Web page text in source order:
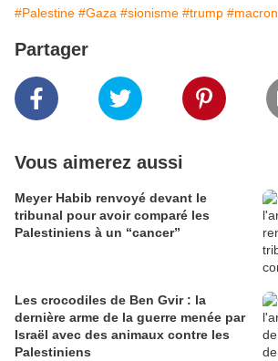
#Palestine #Gaza #sionisme #trump #macron
Partager
Vous aimerez aussi
Meyer Habib renvoyé devant le
tribunal pour avoir comparé les
Palestiniens à un “cancer”
Les crocodiles de Ben Gvir : la
dernière arme de la guerre menée par
Israël avec des animaux contre les
Palestiniens